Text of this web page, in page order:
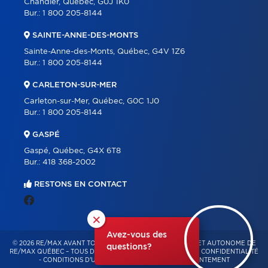
×
Avez-vous des
questions?
Chandler, Québec, G0J 1K0
Bur.: 1 800 205-8144
SAINTE-ANNE-DES-MONTS
Sainte-Anne-des-Monts, Québec, G4V 1Z6
Bur.: 1 800 205-8144
CARLETON-SUR-MER
Carleton-sur-Mer, Québec, G0C 1J0
Bur.: 1 800 205-8144
GASPÉ
Gaspé, Québec, G4X 6T8
Bur.: 418 368-2002
RESTONS EN CONTACT
© 2026 RE/MAX AVANT TOUT – FRANCHISÉ INDÉPENDANT ET AUTONOME DE
RE/MAX QUÉBEC – TOUS DROITS RÉSERVÉS -
POLITIQUE DE CONFIDENTIALITÉ
- CONDITIONS D'UTILISATION GESTION DU CONSENTEMENT